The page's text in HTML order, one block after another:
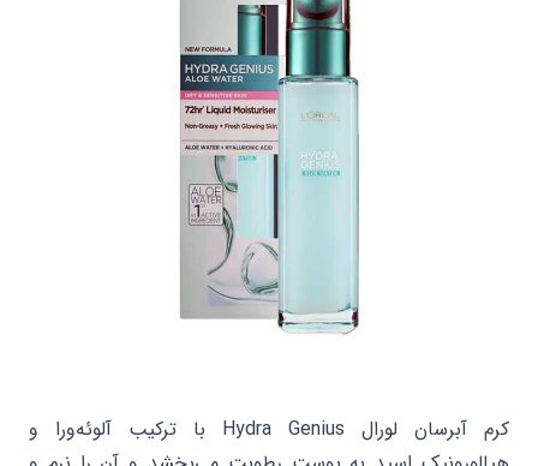
کرم آبرسان لورال Hydra Genius با ترکیب آلوئه‌ورا و